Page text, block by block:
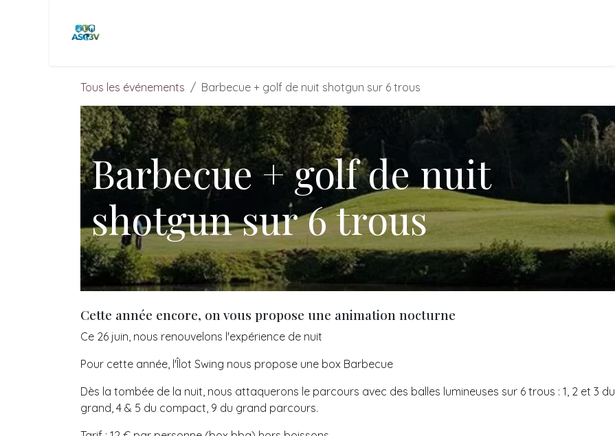
Tous les événements Barbecue + golf de nuit shotgun sur 6 trous
Barbecue + golf de nuit
shotgun sur 6 trous
Cette année encore, on vous propose une animation nocturne
Ce 26 juin, nous renouvelons l'expérience de nuit
Pour cette année, l'Îlot Swing nous propose une box Barbecue
Dès la tombée de la nuit, nous attaquerons le parcours avec des balles lumineuses sur 6 trous : 1, 2 et 3 du
grand, 4 & 5 du compact, 9 du grand parcours.